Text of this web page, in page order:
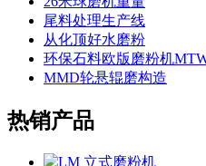
尾料处理生产线
从化顶好水磨粉
环保石料欧版磨粉机
MMD轮悬辊磨构造
热销产品